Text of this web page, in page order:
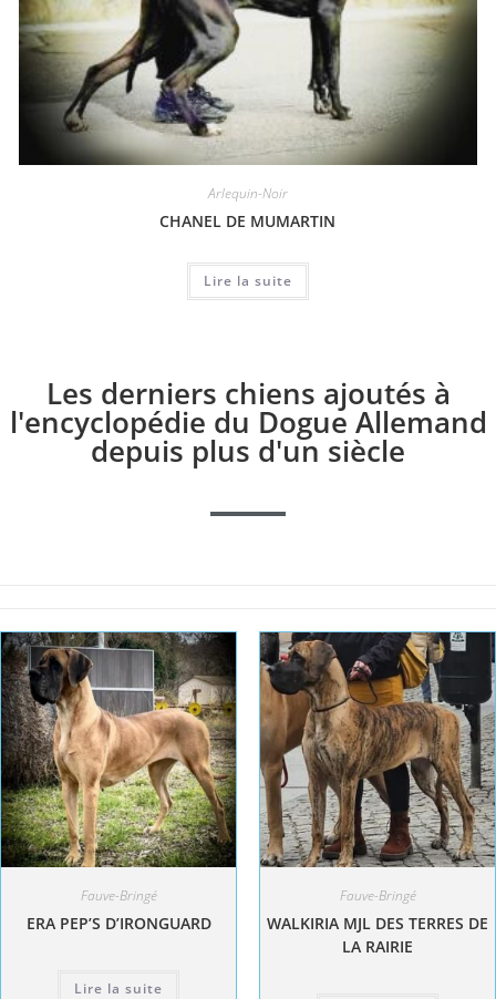
Arlequin-Noir
CHANEL DE MUMARTIN
Lire la suite
Les derniers chiens ajoutés à
l'encyclopédie du Dogue Allemand
depuis plus d'un siècle
Fauve-Bringé
ERA PEP’S D’IRONGUARD
Lire la suite
Fauve-Bringé
WALKIRIA MJL DES TERRES DE
LA RAIRIE